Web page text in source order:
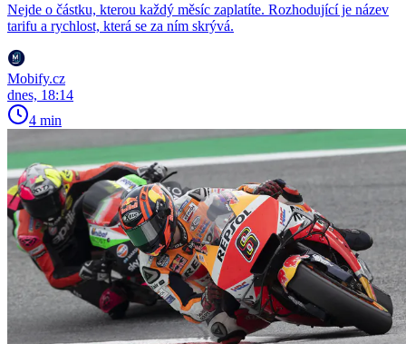
Nejde o částku, kterou každý měsíc zaplatíte. Rozhodující je název
tarifu a rychlost, která se za ním skrývá.
Mobify.cz
dnes, 18:14
4 min